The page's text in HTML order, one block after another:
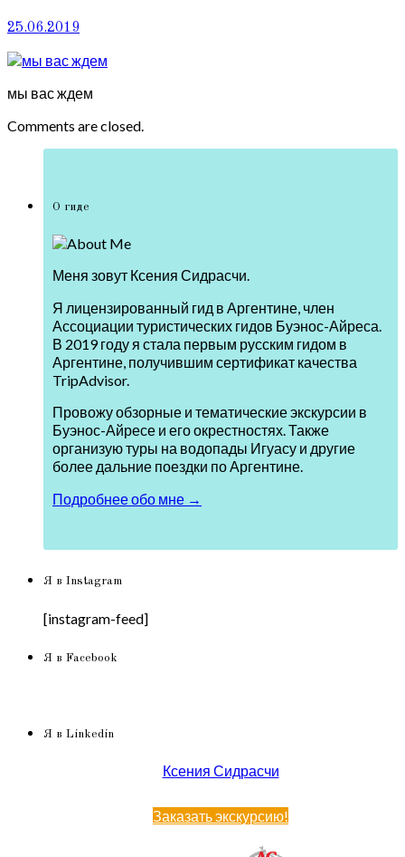
25.06.2019
мы вас ждем
Comments are closed.
О гиде
Меня зовут Ксения Сидрасчи.
Я лицензированный гид в Аргентине, член
Ассоциации туристических гидов Буэнос-Айреса.
В 2019 году я стала первым русским гидом в
Аргентине, получившим сертификат качества
TripAdvisor.
Провожу обзорные и тематические экскурсии в
Буэнос-Айресе и его окрестностях. Также
организую туры на водопады Игуасу и другие
более дальние поездки по Аргентине.
Подробнее обо мне →
Я в Instagram
[instagram-feed]
Я в Facebook
Я в Linkedin
Ксения Сидрасчи
Заказать экскурсию!